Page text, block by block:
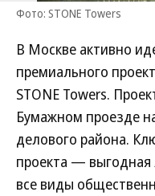
Фото: STONE Towers
В Москве активно
премиального
STONE Towers.
Бумажном проезде
делового района.
проекта — выгодная
все виды